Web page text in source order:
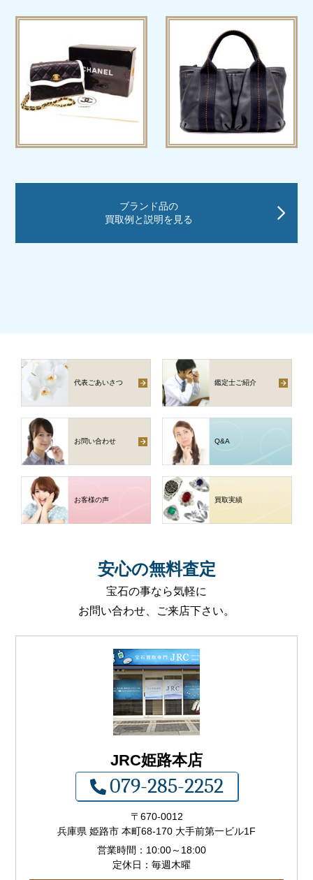
ブランド品の
買取例と説明を見る
代表ごあいさつ 鑑定士ご紹介
お問い合わせ Q&A
お客様の声 買取実績
安心の無料査定
宝石の事なら気軽に
お問い合わせ、ご来店下さい。
JRC姫路本店
079-285-2252
〒 670-0012
兵庫県 姫路市 本町68-170 大手前第一ビル1F
営業時間： 10:00～ 18:00
定休日：毎週木曜